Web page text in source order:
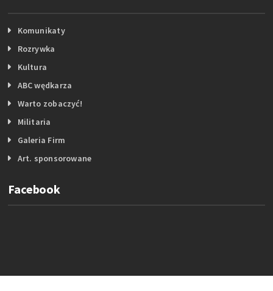
Komunikaty
Rozrywka
Kultura
ABC wędkarza
Warto zobaczyć!
Militaria
Galeria Firm
Art. sponsorowane
Facebook